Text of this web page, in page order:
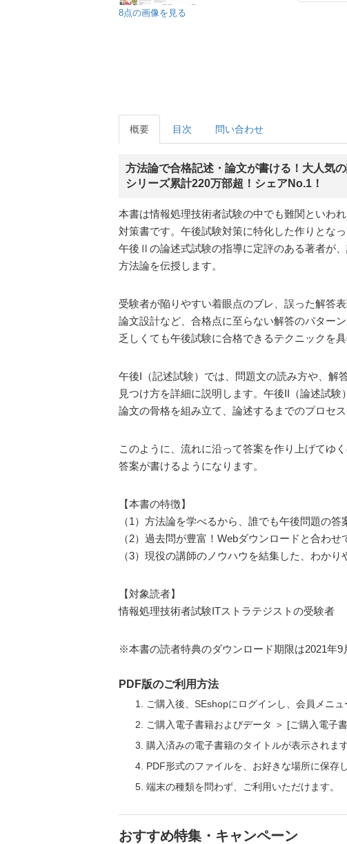
8点の画像を見る
概要 目次 問い合わせ
方法論で合格記述・論文が書ける！大人気の
シリーズ累計220万部超！シェアNo.1！
本書は情報処理技術者試験の中でも難関といわ
対策書です。午後試験対策に特化した作りとな
午後Ⅱの論述式試験の指導に定評のある著者が
方法論を伝授します。
受験者が陥りやすい着眼点のブレ、誤った解答
論文設計など、合格点に至らない解答のパター
乏しくても午後試験に合格できるテクニックを具
午後I（記述試験）では、問題文の読み方や、解
見つけ方を詳細に説明します。午後II（論述試験
論文の骨格を組み立て、論述するまでのプロセ
このように、流れに沿って答案を作り上げてゆ
答案が書けるようになります。
【本書の特徴】
（1）方法論を学べるから、誰でも午後問題の答
（2）過去問が豊富！Webダウンロードと合わせ
（3）現役の講師のノウハウを結集した、わかり
【対象読者】
情報処理技術者試験ITストラテジストの受験者
※本書の読者特典のダウンロード期限は2021年9
PDF版のご利用方法
ご購入後、SEshopにログインし、会員メニュ
ご購入電子書籍およびデータ ＞ [ご購入電子
購入済みの電子書籍のタイトルが表示されま
PDF形式のファイルを、お好きな場所に保存
端末の種類を問わず、ご利用いただけます。
おすすめ特集・キャンペーン